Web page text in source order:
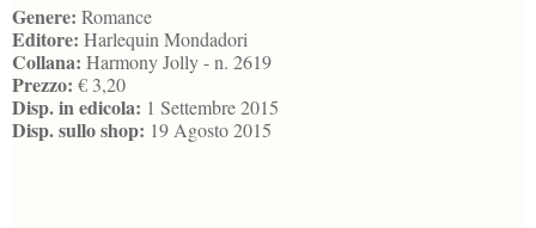
Genere: Romance
Editore: Harlequin Mondadori
Collana: Harmony Jolly - n. 2619
Prezzo: € 3,20
Disp. in edicola: 1 Settembre 2015
Disp. sullo shop: 19 Agosto 2015